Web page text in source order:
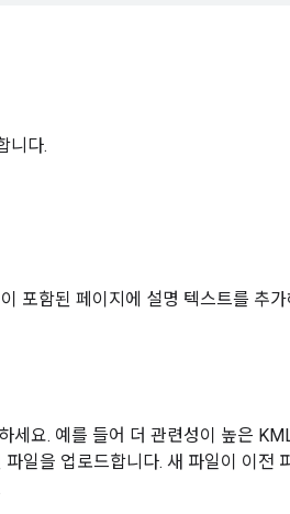
니다.
포함된 페이지에 설명 텍스트를 추
세요. 예를 들어 더 관련성이 높은
일을 업로드합니다. 새 파일이 이전